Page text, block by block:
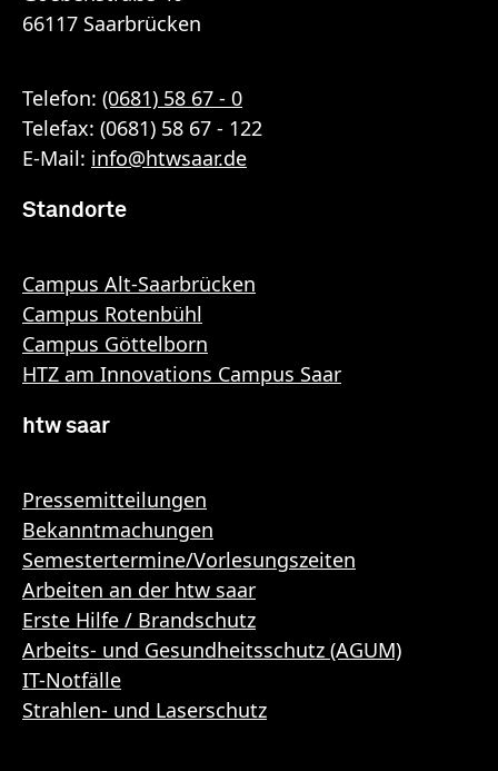
66117 Saarbrücken
Telefon: (0681) 58 67 - 0
Telefax: (0681) 58 67 - 122
E-Mail: info@htwsaar.de
Standorte
Campus Alt-Saarbrücken
Campus Rotenbühl
Campus Göttelborn
HTZ am Innovations Campus Saar
htw saar
Pressemitteilungen
Bekanntmachungen
Semestertermine/Vorlesungszeiten
Arbeiten an der htw saar
Erste Hilfe / Brandschutz
Arbeits- und Gesundheitsschutz (AGUM)
IT-Notfälle
Strahlen- und Laserschutz